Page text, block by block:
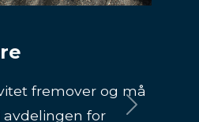
og BAS
deg som kan fylle
Next